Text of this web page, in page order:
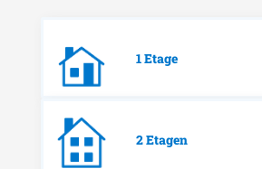
1 Etage
2 Etagen